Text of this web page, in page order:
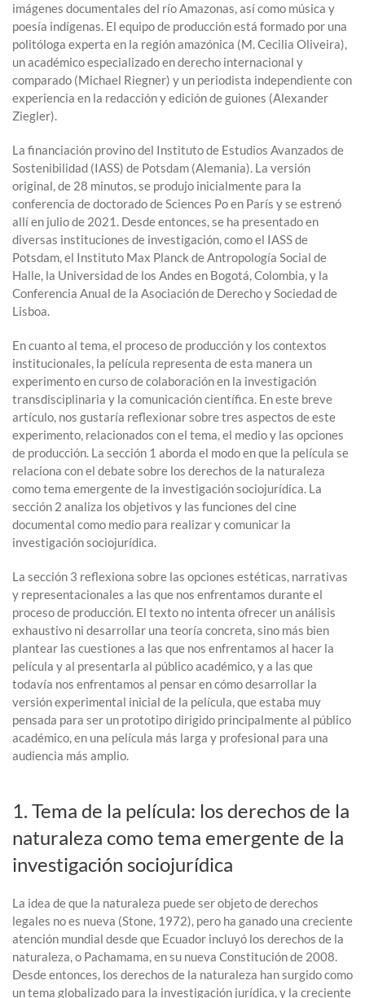
imágenes documentales del río Amazonas, así como música y
poesía indígenas. El equipo de producción está formado por una
politóloga experta en la región amazónica (M. Cecilia Oliveira),
un académico especializado en derecho internacional y
comparado (Michael Riegner) y un periodista independiente con
experiencia en la redacción y edición de guiones (Alexander
Ziegler).
La financiación provino del Instituto de Estudios Avanzados de
Sostenibilidad (IASS) de Potsdam (Alemania). La versión
original, de 28 minutos, se produjo inicialmente para la
conferencia de doctorado de Sciences Po en París y se estrenó
allí en julio de 2021. Desde entonces, se ha presentado en
diversas instituciones de investigación, como el IASS de
Potsdam, el Instituto Max Planck de Antropología Social de
Halle, la Universidad de los Andes en Bogotá, Colombia, y la
Conferencia Anual de la Asociación de Derecho y Sociedad de
Lisboa.
En cuanto al tema, el proceso de producción y los contextos
institucionales, la película representa de esta manera un
experimento en curso de colaboración en la investigación
transdisciplinaria y la comunicación científica. En este breve
artículo, nos gustaría reflexionar sobre tres aspectos de este
experimento, relacionados con el tema, el medio y las opciones
de producción. La sección 1 aborda el modo en que la película se
relaciona con el debate sobre los derechos de la naturaleza
como tema emergente de la investigación sociojurídica. La
sección 2 analiza los objetivos y las funciones del cine
documental como medio para realizar y comunicar la
investigación sociojurídica.
La sección 3 reflexiona sobre las opciones estéticas, narrativas
y representacionales a las que nos enfrentamos durante el
proceso de producción. El texto no intenta ofrecer un análisis
exhaustivo ni desarrollar una teoría concreta, sino más bien
plantear las cuestiones a las que nos enfrentamos al hacer la
película y al presentarla al público académico, y a las que
todavía nos enfrentamos al pensar en cómo desarrollar la
versión experimental inicial de la película, que estaba muy
pensada para ser un prototipo dirigido principalmente al público
académico, en una película más larga y profesional para una
audiencia más amplio.
1. Tema de la película: los derechos de la
naturaleza como tema emergente de la
investigación sociojurídica
La idea de que la naturaleza puede ser objeto de derechos
legales no es nueva (Stone, 1972), pero ha ganado una creciente
atención mundial desde que Ecuador incluyó los derechos de la
naturaleza, o Pachamama, en su nueva Constitución de 2008.
Desde entonces, los derechos de la naturaleza han surgido como
un tema globalizado para la investigación jurídica, y la creciente